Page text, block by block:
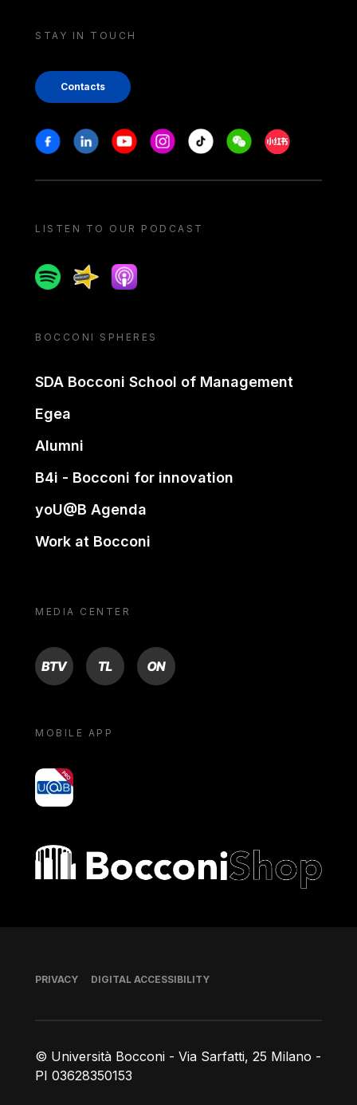
STAY IN TOUCH
Contacts
Stay in touch
FacebookLinkedinYoutubeInstagram
Tiktok WeechatXiaohongshu/
LISTEN TO OUR PODCAST
SpotifySpreakerApple podcast
BOCCONI SPHERES
SDA Bocconi School of Management
Egea
Alumni
B4i - Bocconi for innovation
yoU@B Agenda
Work at Bocconi
MEDIA CENTER
BTV TL ON
MOBILE APP
yoU@B
Bocconi shop
© Università Bocconi - Via Sarfatti, 25 Milano -
PI 03628350153
Footer
PRIVACY DIGITAL ACCESSIBILITY